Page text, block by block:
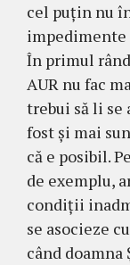
cel puțin nu
impedimente
În primul
AUR nu fac
trebui să li se
fost și mai
că e posibil.
de exemplu,
condiții
se asocieze
când doamna